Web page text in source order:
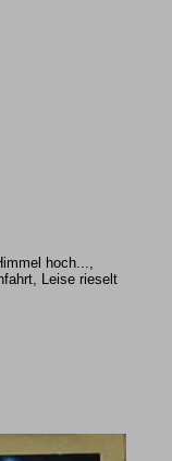
hoch...,
Leise rieselt